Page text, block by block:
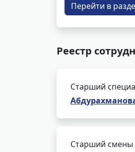
Перейти в
Реестр
Старший
Старший смены